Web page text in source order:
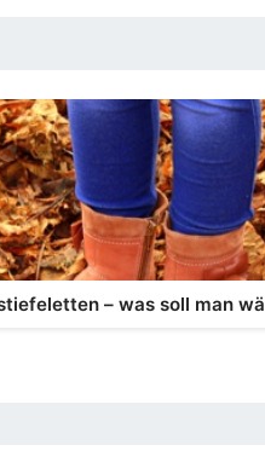
– was soll man